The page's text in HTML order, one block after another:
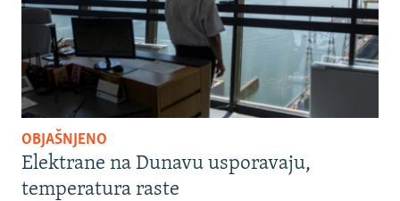
OBJAŠNJENO
Elektrane na Dunavu usporavaju,
temperatura raste